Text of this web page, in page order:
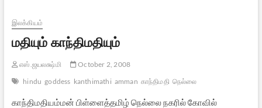
பேட்டி
இலக்கியம்
மதியும் காந்திமதியும்
எஸ்.ஜயலக்ஷ்மி
October 2, 2008
hindu goddess kanthimathi amman காந்திமதி நெல்லை
காந்திமதியம்மன் பிள்ளைத்தமிழ் நெல்லை நகரில் கோவில்